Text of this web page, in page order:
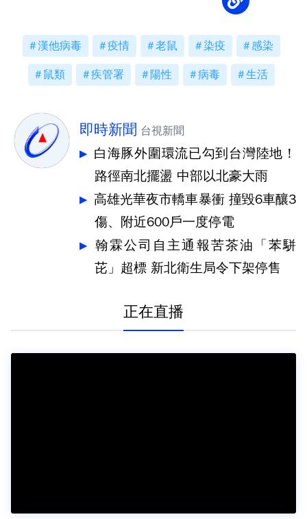
漢他病毒 疫情 老鼠 染疫 感染
鼠類 疾管署 陽性 病毒 生活
即時新聞 台視新聞
白海豚外圍環流已勾到台灣陸地！
路徑南北擺盪 中部以北豪大雨
高雄光華夜市轎車暴衝 撞毀6車釀3
傷、附近600戶一度停電
翰霖公司自主通報苦茶油「苯駢
芘」超標 新北衛生局令下架停售
正在直播